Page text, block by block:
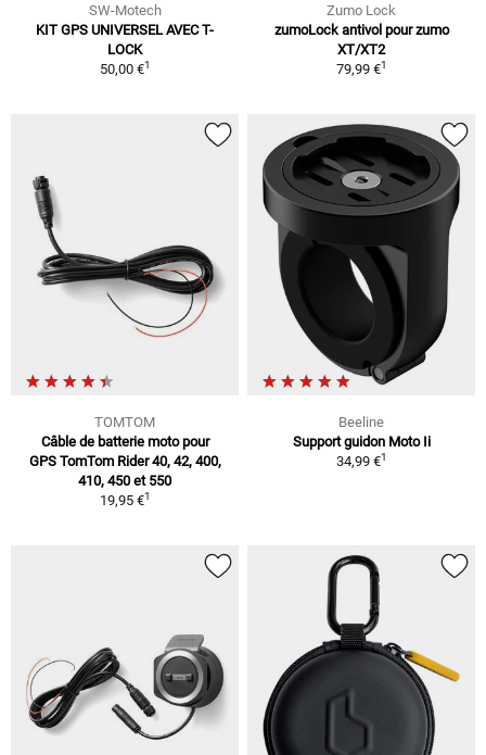
SW-Motech
KIT GPS UNIVERSEL AVEC T-
LOCK
50,00 €1
Zumo Lock
zumoLock antivol pour zumo
XT/XT2
79,99 €1
TOMTOM
Câble de batterie moto pour
GPS TomTom Rider 40, 42, 400,
410, 450 et 550
19,95 €1
Beeline
Support guidon Moto Ii
34,99 €1